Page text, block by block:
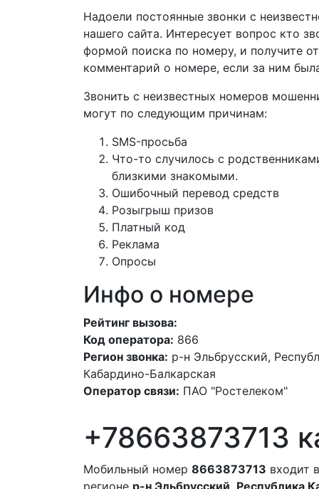
Надоели постоянные звонки с
нашего сайта. Интересует вопрос кто
формой поиска по номеру, и получите
комментарий о номере, если за ним
Звонить с неизвестных номеров
могут по следующим причинам:
SMS-просьба
Что-то случилось с
близкими знакомыми.
Ошибочный перевод средств
Розыгрыш призов
Платный код
Реклама
Опросы
Инфо о номере
Рейтинг вызова:
Код оператора: 866
Регион звонка: р-н Эльбрусский,
Кабардино-Балкарская
Оператор связи: ПАО "Ростелеком"
+78663873713
Мобильный номер 8663873713 входит
регионе р-н Эльбрусский, Республика